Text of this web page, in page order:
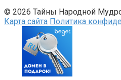
© 2026 Тайны Народной
Карта сайта Политика